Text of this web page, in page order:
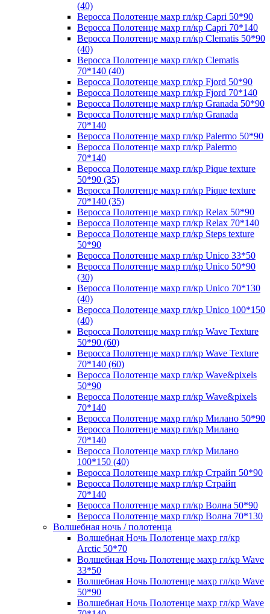
(40)
Веросса Полотенце махр гл/кр Capri 50*90
Веросса Полотенце махр гл/кр Capri 70*140
Веросса Полотенце махр гл/кр Clematis 50*90
(40)
Веросса Полотенце махр гл/кр Clematis
70*140 (40)
Веросса Полотенце махр гл/кр Fjord 50*90
Веросса Полотенце махр гл/кр Fjord 70*140
Веросса Полотенце махр гл/кр Granada 50*90
Веросса Полотенце махр гл/кр Granada
70*140
Веросса Полотенце махр гл/кр Palermo 50*90
Веросса Полотенце махр гл/кр Palermo
70*140
Веросса Полотенце махр гл/кр Pique texture
50*90 (35)
Веросса Полотенце махр гл/кр Pique texture
70*140 (35)
Веросса Полотенце махр гл/кр Relax 50*90
Веросса Полотенце махр гл/кр Relax 70*140
Веросса Полотенце махр гл/кр Steps texture
50*90
Веросса Полотенце махр гл/кр Unico 33*50
Веросса Полотенце махр гл/кр Unico 50*90
(30)
Веросса Полотенце махр гл/кр Unico 70*130
(40)
Веросса Полотенце махр гл/кр Unico 100*150
(40)
Веросса Полотенце махр гл/кр Wave Texture
50*90 (60)
Веросса Полотенце махр гл/кр Wave Texture
70*140 (60)
Веросса Полотенце махр гл/кр Wave&pixels
50*90
Веросса Полотенце махр гл/кр Wave&pixels
70*140
Веросса Полотенце махр гл/кр Милано 50*90
Веросса Полотенце махр гл/кр Милано
70*140
Веросса Полотенце махр гл/кр Милано
100*150 (40)
Веросса Полотенце махр гл/кр Страйп 50*90
Веросса Полотенце махр гл/кр Страйп
70*140
Веросса Полотенце махр гл/кр Волна 50*90
Веросса Полотенце махр гл/кр Волна 70*130
Волшебная ночь / полотенца
Волшебная Ночь Полотенце махр гл/кр
Arctic 50*70
Волшебная Ночь Полотенце махр гл/кр Wave
33*50
Волшебная Ночь Полотенце махр гл/кр Wave
50*90
Волшебная Ночь Полотенце махр гл/кр Wave